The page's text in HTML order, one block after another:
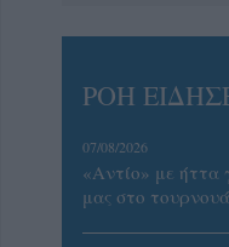
ΡΟΗ
07/08/2026
«Αντίο» με ήττα
μας στο